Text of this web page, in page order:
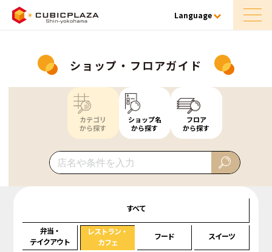
Language
ショップ・フロアガイド
カテゴリ
から探す
ショップ名
から探す
フロア
から探す
すべて
弁当・
テイクアウト
レストラン・
カフェ
フード スイーツ